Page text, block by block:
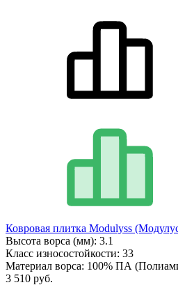
Ковровая плитка Modulyss
Высота ворса (мм): 3.1
Класс износостойкости: 33
Материал ворса: 100% ПА
3 510 руб.